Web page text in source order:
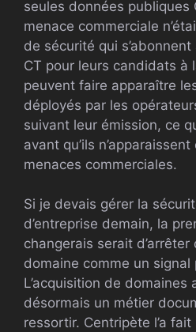
seules données publiques
menace commerciale
de sécurité qui
CT pour leurs candidats à
peuvent faire apparaître
déployés par les
suivant leur émission, ce
avant qu’ils
menaces commerciales.
Si je devais gérer la
d’entreprise demain, la
changerais serait d’arrêter
domaine comme un signal
L’acquisition de domaines
désormais un métier
ressortir. Centripète l’a